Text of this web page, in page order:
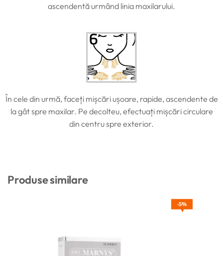
ascendentă urmând linia maxilarului.
În cele din urmă, faceți mișcări ușoare, rapide, ascendente de
la gât spre maxilar. Pe decolteu, efectuați mișcări circulare
din centru spre exterior.
Produse similare
5%